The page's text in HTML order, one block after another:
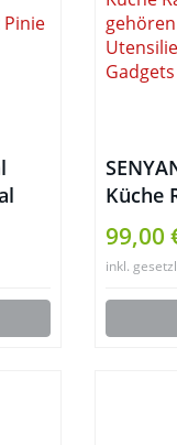
Küche
Regale
Wand
99,00
inkl.